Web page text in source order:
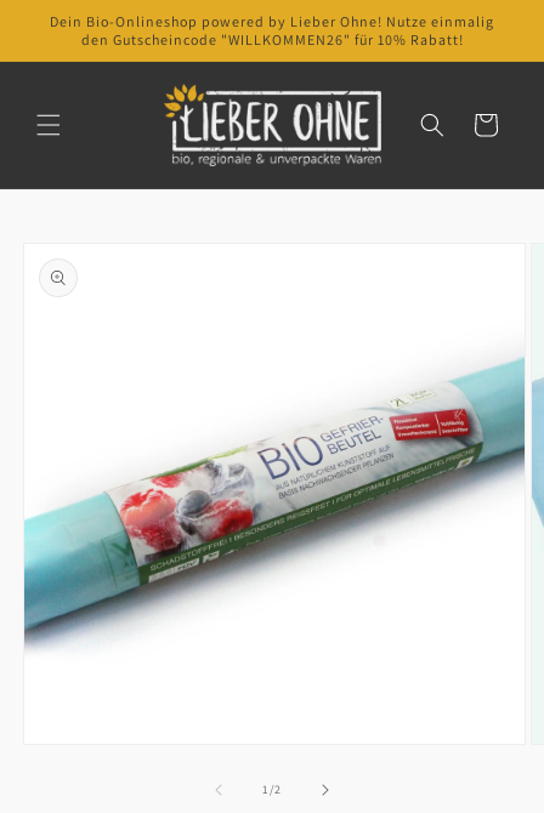
zum
Inhalt
Dein Bio-Onlineshop powered by Lieber Ohne! Nutze einmalig
den Gutscheincode "WILLKOMMEN26" für 10% Rabatt!
Warenkorb
1/von
2